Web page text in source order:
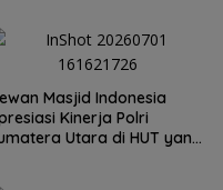
Masjid Indonesia
Kinerja Polri
Utara di HUT yang